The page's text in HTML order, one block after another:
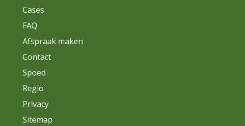
Cases
FAQ
Afspraak maken
Contact
Spoed
Regio
Privacy
Sitemap